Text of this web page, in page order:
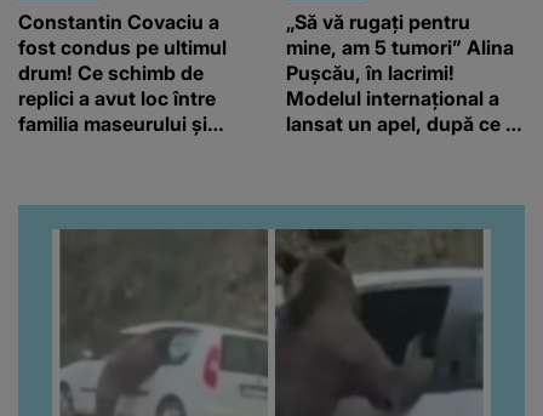
Constantin Covaciu a
fost condus pe ultimul
drum! Ce schimb de
replici a avut loc între
familia maseurului și
obrazul.”
„Să vă rugați pentru
mine, am 5 tumori” Alina
Pușcău, în lacrimi!
Modelul internațional a
lansat un apel, după ce a